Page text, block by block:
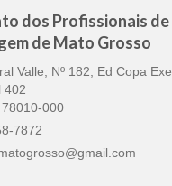
dos Profissionais de
de Mato Grosso
Valle, Nº 182, Ed Copa
402
000
7872